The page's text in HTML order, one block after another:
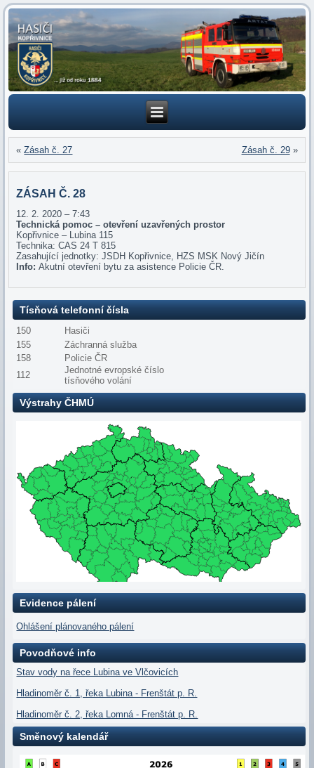
«Zásah č. 27 Zásah č. 29»
ZÁSAH Č. 28
12. 2. 2020 – 7:43
Technická pomoc – otevření uzavřených prostor
Kopřivnice – Lubina 115
Technika: CAS 24 T 815
Zasahující jednotky: JSDH Kopřivnice, HZS MSK Nový Jičín
Info: Akutní otevření bytu za asistence Policie ČR.
Tísňová telefonní čísla
150
Hasiči
155
Záchranná služba
158
Policie ČR
112
Jednotné evropské číslo
tísňového volání
Výstrahy ČHMÚ
Evidence pálení
Ohlášení plánovaného pálení
Povodňové info
Stav vody na řece Lubina ve Vlčovicích
Hladinoměr č. 1, řeka Lubina - Frenštát p. R.
Hladinoměr č. 2, řeka Lomná - Frenštát p. R.
Směnový kalendář